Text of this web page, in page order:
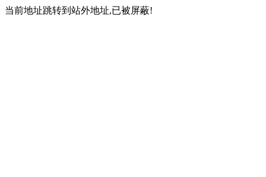
当前地址跳转到站外地址,已被屏蔽!